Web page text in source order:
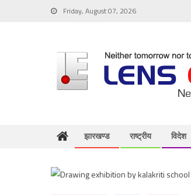
Friday, August 07, 2026
झारखण्ड राष्ट्रीय विदेश